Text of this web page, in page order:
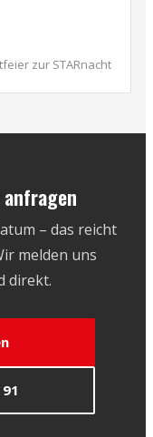
zur STARnacht
– das reicht
melden uns
direkt.